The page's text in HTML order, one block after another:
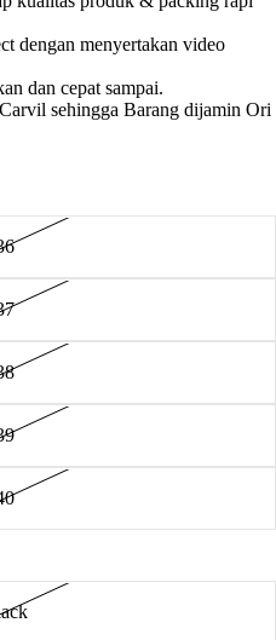
dengan menyertakan video
dan cepat sampai.
sehingga Barang dijamin Ori